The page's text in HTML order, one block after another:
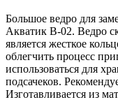
Большое ведро для
Акватик В-02. Ведро
является жесткое
облегчить процесс
использоваться для
подсачеков.
Изготавливается из